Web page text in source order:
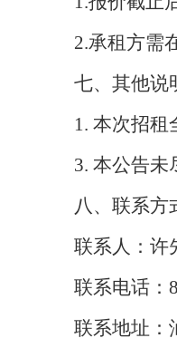
2.承租方需
七、其他说
1. 本次招租
3. 本公告未
八、联系方
联系人： 许
联系电话：
联系地址：